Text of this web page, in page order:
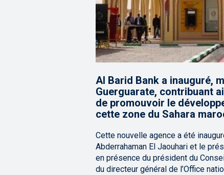
Al Barid Bank a inauguré,
Guerguarate, contribuant
de promouvoir le
cette zone du Sahara
Cette nouvelle agence a été
Abderrahaman El Jaouhari et le
en présence du président du
du directeur général de l’Office